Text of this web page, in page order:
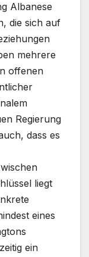
Albanese
die sich auf
mehrere
offenen
Regierung
dass es
liegt
eines
ein